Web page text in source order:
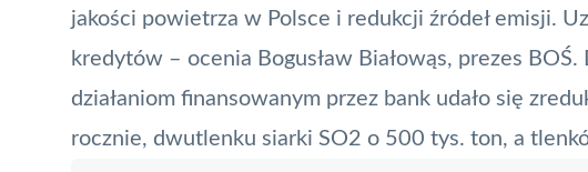
jakości powietrza w Polsce i redukcji źródeł emisji.
kredytów – ocenia Bogusław Białowąs, prezes
działaniom finansowanym przez bank udało się
rocznie, dwutlenku siarki SO2 o 500 tys. ton, a